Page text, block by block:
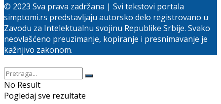
© 2023 Sva prava zadržana | Svi tekstovi portala
simptomi.rs predstavljaju autorsko delo registrovano u
Zavodu za Intelektualnu svojinu Republike Srbije. Svako
neovlašćeno preuzimanje, kopiranje i presnimavanje je
kažnjivo zakonom.
No Result
Pogledaj sve rezultate